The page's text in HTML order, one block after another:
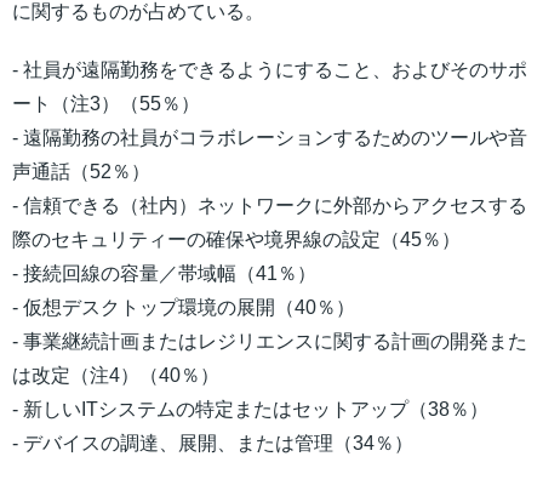
に関するものが占めている。
- 社員が遠隔勤務をできるようにすること、およびそのサポ
ート（注3）（55％）
- 遠隔勤務の社員がコラボレーションするためのツールや音
声通話（52％）
- 信頼できる（社内）ネットワークに外部からアクセスする
際のセキュリティーの確保や境界線の設定（45％）
- 接続回線の容量／帯域幅（41％）
- 仮想デスクトップ環境の展開（40％）
- 事業継続計画またはレジリエンスに関する計画の開発また
は改定（注4）（40％）
- 新しいITシステムの特定またはセットアップ（38％）
- デバイスの調達、展開、または管理（34％）